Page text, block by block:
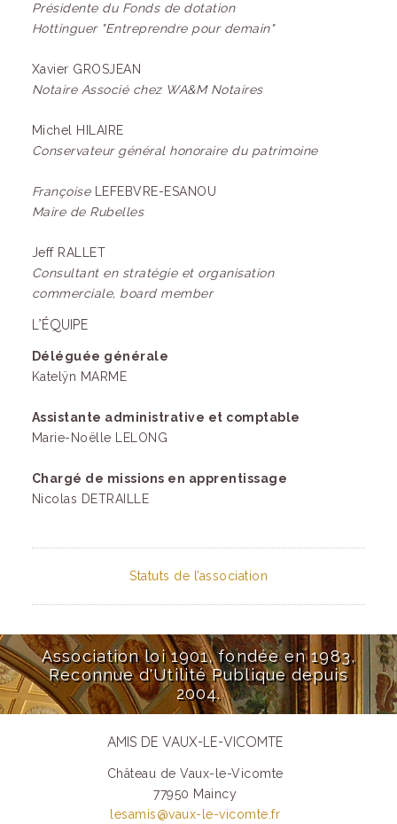
Présidente du Fonds de dotation
Hottinguer "Entreprendre pour demain"
Xavier GROSJEAN
Notaire Associé chez WA&M Notaires
Michel HILAIRE
Conservateur général honoraire du patrimoine
Françoise LEFEBVRE-ESANOU
Maire de Rubelles
Jeff RALLET
Consultant en stratégie et organisation
commerciale, board member
L’ÉQUIPE
Déléguée générale
Katelÿn MARME
Assistante administrative et comptable
Marie-Noëlle LELONG
Chargé de missions en apprentissage
Nicolas DETRAILLE
Statuts de l’association
Association loi 1901, fondée en 1983,
Reconnue d'Utilité Publique depuis
2004.
AMIS DE VAUX-LE-VICOMTE
Château de Vaux-le-Vicomte
77950 Maincy
lesamis@vaux-le-vicomte.fr